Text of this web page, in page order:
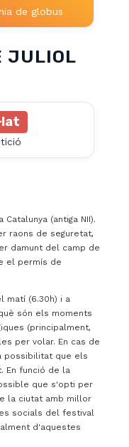
de globus
JULIOL
(antiga NII).
raons de seguretat,
damunt del camp de
el permís de
matí (6.30h) i a
són els moments
(principalment,
per volar. En cas de
possibilitat que els
En funció de la
que s'opti per
la ciutat amb millor
socials del festival
d'aquestes